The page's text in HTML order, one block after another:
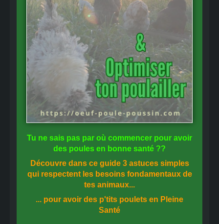
Tu ne sais pas par où commencer pour avoir
des poules en bonne santé ??
Découvre dans ce guide 3 astuces simples
qui respectent les besoins fondamentaux de
tes animaux...
... pour avoir des p'tits poulets en Pleine
Santé